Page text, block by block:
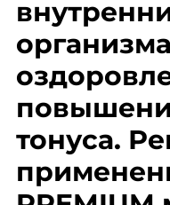
тонуса.